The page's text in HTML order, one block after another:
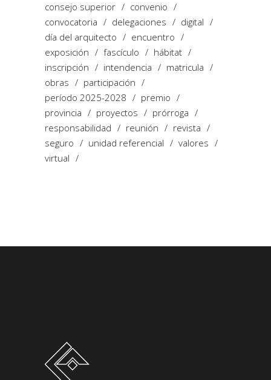
consejo superior
convenio
convocatoria
delegaciones
digital
día del arquitecto
encuentro
exposición
fascículo
hábitat
inscripción
intendencia
matricula
obras
participación
período 2025-2028
premio
provincia
proyectos
prórroga
responsabilidad
reunión
revista
seguro
unidad referencial
valores
virtual